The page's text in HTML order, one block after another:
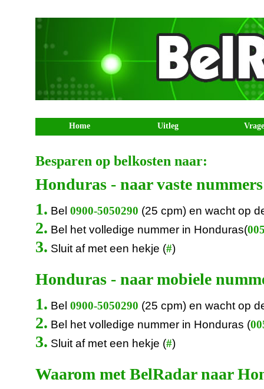
Home Uitleg
Besparen op belkosten naar:
Honduras - naar vaste nummers
1. Bel 0900-5050290 (25 cpm) en wacht op
2. Bel het volledige nummer in Honduras(
3. Sluit af met een hekje (#)
Honduras - naar mobiele
1. Bel 0900-5050290 (25 cpm) en wacht op
2. Bel het volledige nummer in Honduras (
3. Sluit af met een hekje (#)
Waarom met BelRadar naar